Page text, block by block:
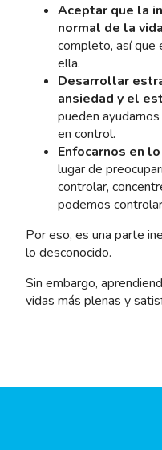
Aceptar que la
normal de la
completo, así que
ella.
Desarrollar
ansiedad y el
pueden
en control.
Enfocarnos en
lugar de
controlar,
podemos
Por eso, es una parte
lo desconocido.
Sin embargo,
vidas más plenas y